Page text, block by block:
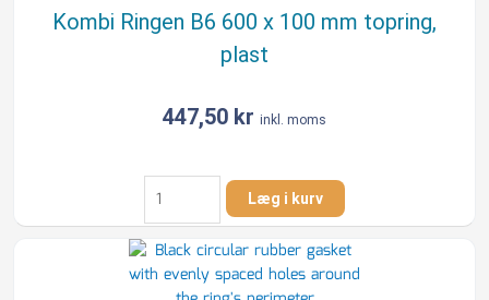
325S
Kombi Ringen B6 600 x 100 mm topring,
plast
447,50 kr inkl. moms
Kombi
Ringen
B6
600
x
Læg i kurv